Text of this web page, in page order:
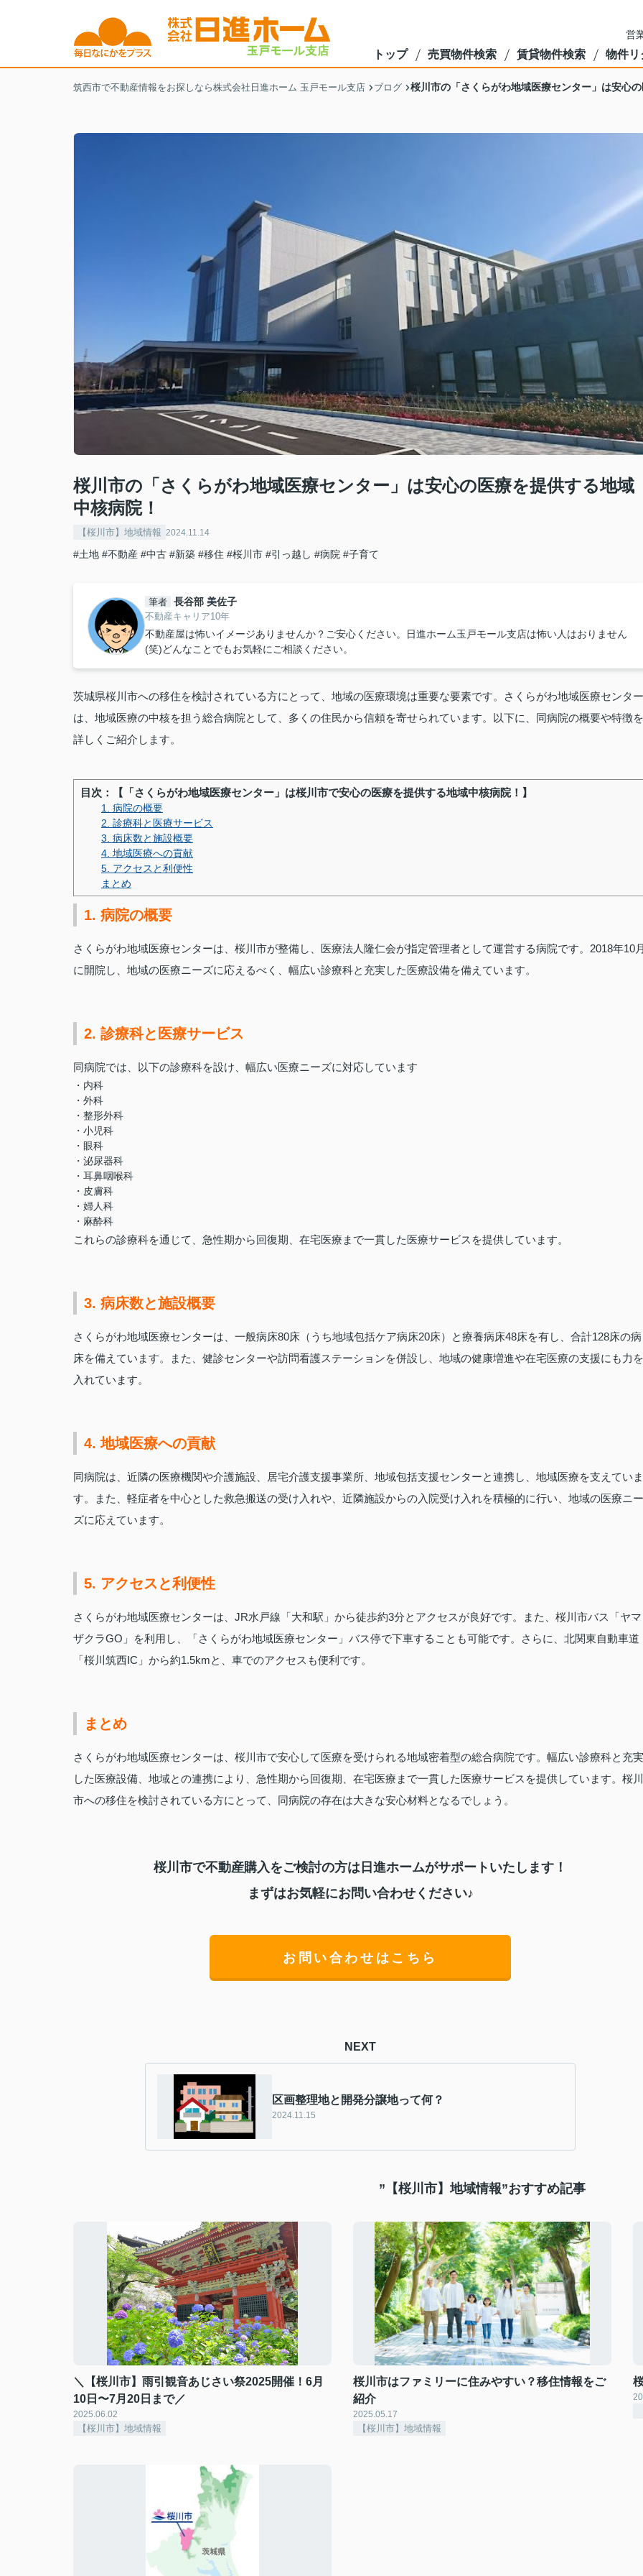
営
トップ 売買物件検索 賃貸物件検索 物件リ
筑西市で不動産情報をお探しなら株式会社日進ホーム 玉戸モール支店 ブログ 桜川市の「さくらがわ地域医療センター」は安心
桜川市の「さくらがわ地域医療センター」は安心の医療を提供する地域
中核病院！
【桜川市】地域情報 2024.11.14
#土地 #不動産 #中古 #新築 #移住 #桜川市 #引っ越し #病院 #子育て
筆者 長谷部 美佐子
不動産キャリア10年
不動産屋は怖いイメージありませんか？ご安心ください。日進ホーム玉戸モール支店は怖い人はおりません
(笑)どんなことでもお気軽にご相談ください。
茨城県桜川市への移住を検討されている方にとって、地域の医療環境は重要な要素です。さくらがわ地域医療センター
は、地域医療の中核を担う総合病院として、多くの住民から信頼を寄せられています。以下に、同病院の概要や特徴を
詳しくご紹介します。
目次：【「さくらがわ地域医療センター」は桜川市で安心の医療を提供する地域中核病院！】
1. 病院の概要
2. 診療科と医療サービス
3. 病床数と施設概要
4. 地域医療への貢献
5. アクセスと利便性
まとめ
1. 病院の概要
さくらがわ地域医療センターは、桜川市が整備し、医療法人隆仁会が指定管理者として運営する病院です。2018年10
に開院し、地域の医療ニーズに応えるべく、幅広い診療科と充実した医療設備を備えています。
2. 診療科と医療サービス
同病院では、以下の診療科を設け、幅広い医療ニーズに対応しています
・内科
・外科
・整形外科
・小児科
・眼科
・泌尿器科
・耳鼻咽喉科
・皮膚科
・婦人科
・麻酔科
これらの診療科を通じて、急性期から回復期、在宅医療まで一貫した医療サービスを提供しています。
3. 病床数と施設概要
さくらがわ地域医療センターは、一般病床80床（うち地域包括ケア病床20床）と療養病床48床を有し、合計128床の病
床を備えています。また、健診センターや訪問看護ステーションを併設し、地域の健康増進や在宅医療の支援にも力を
入れています。
4. 地域医療への貢献
同病院は、近隣の医療機関や介護施設、居宅介護支援事業所、地域包括支援センターと連携し、地域医療を支えていま
す。また、軽症者を中心とした救急搬送の受け入れや、近隣施設からの入院受け入れを積極的に行い、地域の医療ニー
ズに応えています。
5. アクセスと利便性
さくらがわ地域医療センターは、JR水戸線「大和駅」から徒歩約3分とアクセスが良好です。また、桜川市バス「ヤマ
ザクラGO」を利用し、「さくらがわ地域医療センター」バス停で下車することも可能です。さらに、北関東自動車道
「桜川筑西IC」から約1.5kmと、車でのアクセスも便利です。
まとめ
さくらがわ地域医療センターは、桜川市で安心して医療を受けられる地域密着型の総合病院です。幅広い診療科と充実
した医療設備、地域との連携により、急性期から回復期、在宅医療まで一貫した医療サービスを提供しています。桜川
市への移住を検討されている方にとって、同病院の存在は大きな安心材料となるでしょう。
桜川市で不動産購入をご検討の方は日進ホームがサポートいたします！
まずはお気軽にお問い合わせください♪
お問い合わせはこちら
NEXT
区画整理地と開発分譲地って何？
2024.11.15
”【桜川市】地域情報”おすすめ記事
＼【桜川市】雨引観音あじさい祭2025開催！6月
10日〜7月20日まで／
2025.06.02
【桜川市】地域情報
桜川市はファミリーに住みやすい？移住情報をご
紹介
2025.05.17
【桜川市】地域情報